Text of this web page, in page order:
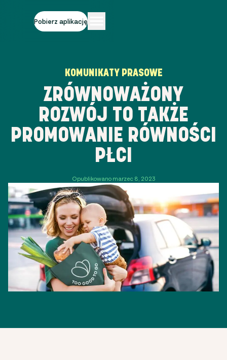
Pobierz aplikację
KOMUNIKATY PRASOWE
ZRÓWNOWAŻONY
ROZWÓJ TO TAKŻE
PROMOWANIE RÓWNOŚCI
PŁCI
Opublikowano marzec 8, 2023